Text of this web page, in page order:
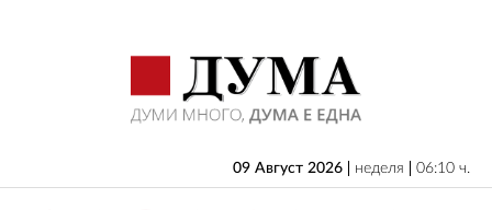
09 Август 2026 неделя 06:10 ч.
БЪЛГАРИЯ
ИКОНОМИКА
ИЗБОРИ